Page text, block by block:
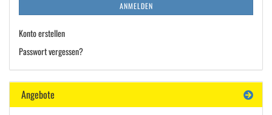
ANMELDEN
Konto erstellen
Passwort vergessen?
Angebote